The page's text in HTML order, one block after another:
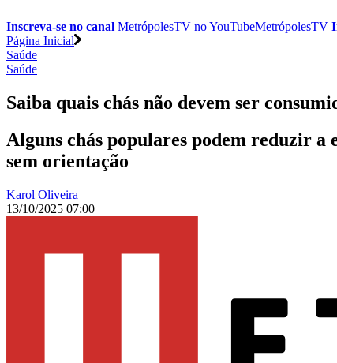
Inscreva-se no canal MetrópolesTV noYouTubeMetrópolesTV
Página Inicial
Saúde
Saúde
Saiba quais chás não devem ser
Alguns chás populares podem reduzir a
sem orientação
Karol Oliveira
13/10/2025 07:00